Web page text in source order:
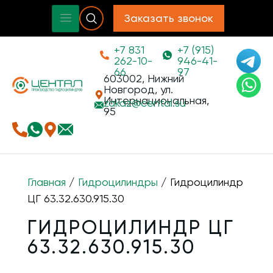
Заказать звонок
+7 831
262-10-
66
+7 (915)
946-41-
97
603002, Нижний
Новгород, ул.
Интернациональная,
95
zakaz@cental.su
Главная / Гидроцилиндры / Гидроцилиндр
ЦГ 63.32.630.915.30
ГИДРОЦИЛИНДР ЦГ
63.32.630.915.30